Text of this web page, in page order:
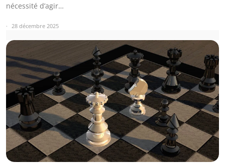
nécessité d’agir…
28 décembre 2025